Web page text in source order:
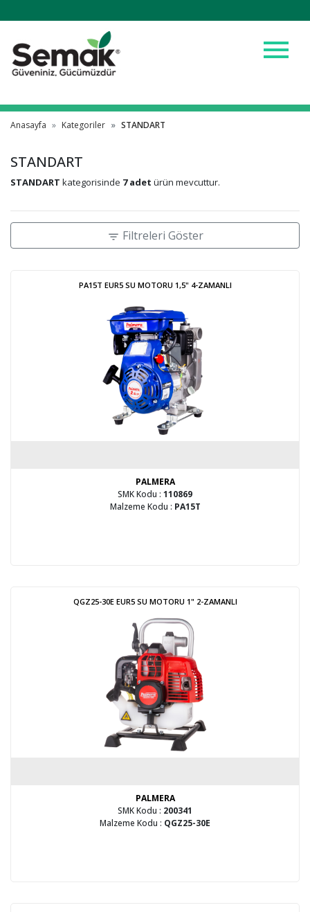
menu
Anasayfa Kategoriler STANDART
STANDART
STANDART kategorisinde 7 adet ürün mevcuttur.
filter_list Filtreleri Göster
PA15T EUR5 SU MOTORU 1,5" 4-ZAMANLI
PALMERA
SMK Kodu : 110869
Malzeme Kodu : PA15T
QGZ25-30E EUR5 SU MOTORU 1" 2-ZAMANLI
PALMERA
SMK Kodu : 200341
Malzeme Kodu : QGZ25-30E